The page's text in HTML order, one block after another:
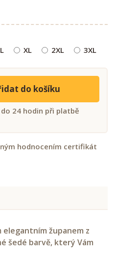
L XL 2XL 3XL
do košíku
24 hodin při platbě
hodnocením certifikát
županem z
šedé barvě, který Vám